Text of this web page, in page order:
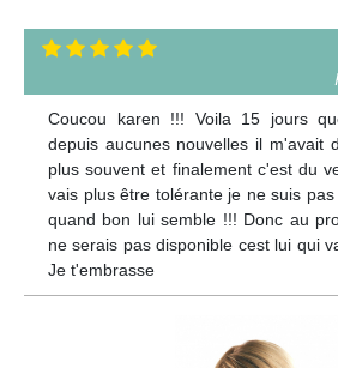
Coucou karen !!! Voila 15 jours
depuis aucunes nouvelles il m'avait
plus souvent et finalement c'est du
vais plus être tolérante je ne suis
quand bon lui semble !!! Donc au
ne serais pas disponible cest lui qui
Je t'embrasse